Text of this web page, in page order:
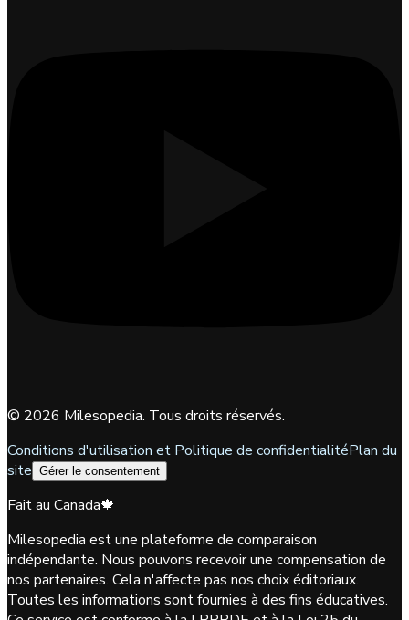
© 2026 Milesopedia. Tous droits réservés.
Conditions d'utilisation et Politique de confidentialitéPlan du
site Gérer le consentement
Fait au Canada🍁
Milesopedia est une plateforme de comparaison
indépendante. Nous pouvons recevoir une compensation de
nos partenaires. Cela n'affecte pas nos choix éditoriaux.
Toutes les informations sont fournies à des fins éducatives.